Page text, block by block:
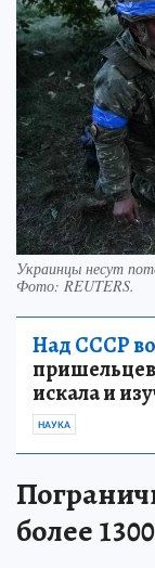
Украинцы несут
Фото: REUTERS.
Над СССР
искала и
НАУКА
более